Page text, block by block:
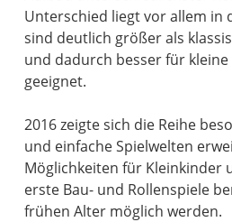
Unterschied liegt vor allem in
sind deutlich größer als
und dadurch besser für
geeignet.
2016 zeigte sich die Reihe
und einfache Spielwelten
Möglichkeiten für Kleinkinder
erste Bau- und Rollenspiele
frühen Alter möglich werden.